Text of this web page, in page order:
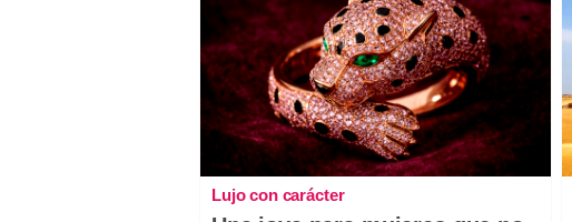
Lujo con carácter